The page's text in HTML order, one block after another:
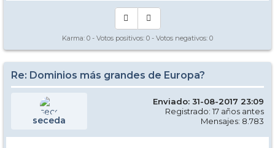
Karma: 0 - Votos positivos: 0 - Votos negativos: 0
Re: Dominios más grandes de Europa?
seceda
Enviado: 31-08-2017 23:09
Registrado: 17 años antes
Mensajes: 8.783